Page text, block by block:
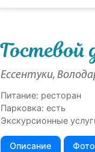
Ессентуки,
Питание: ресторан
Парковка: есть
Экскурсионные
Описание